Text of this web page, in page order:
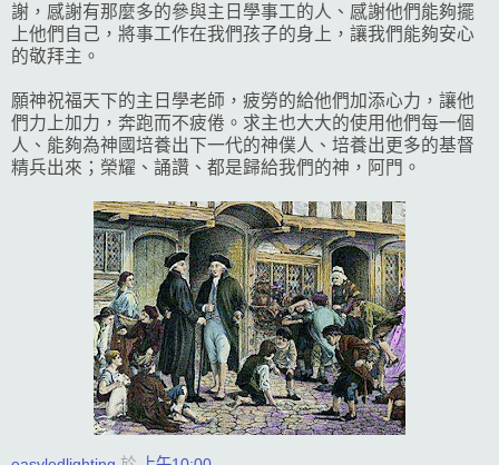
謝，感謝有那麼多的參與主日學事工的人、感謝他們能夠擺
上他們自己，將事工作在我們孩子的身上，讓我們能夠安心
的敬拜主。
願神祝福天下的主日學老師，疲勞的給他們加添心力，讓他
們力上加力，奔跑而不疲倦。求主也大大的使用他們每一個
人、能夠為神國培養出下一代的神僕人、培養出更多的基督
精兵出來；榮耀、誦讚、都是歸給我們的神，阿門。